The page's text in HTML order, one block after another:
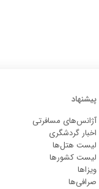
پیشنهاد
آژانس‌های مسافرتی
اخبار گردشگری
لیست هتل‌ها
لیست کشورها
ویزاها
صرافی‌ها